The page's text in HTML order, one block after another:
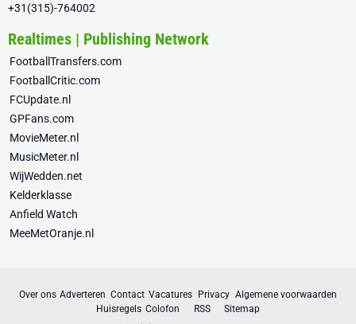
+31(315)-764002
Realtimes | Publishing Network
FootballTransfers.com
FootballCritic.com
FCUpdate.nl
GPFans.com
MovieMeter.nl
MusicMeter.nl
WijWedden.net
Kelderklasse
Anfield Watch
MeeMetOranje.nl
Over ons Adverteren Contact Vacatures Privacy Algemene voorwaarden
Huisregels Colofon RSS
Sitemap